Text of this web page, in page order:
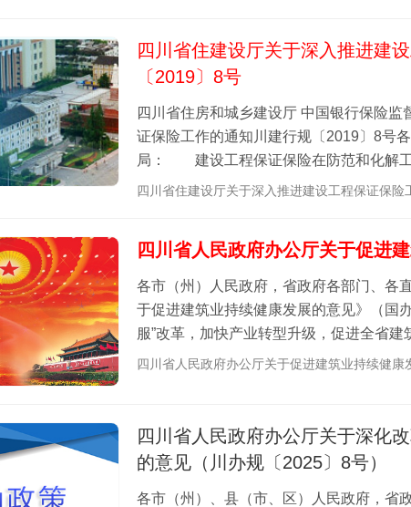
四川省住建设厅关于深入推进建
〔2019〕8号
四川省住房和城乡建设厅 中国银行保险
证保险工作的通知川建行规〔2019〕8号
局： 建设工程保证保险在防范和化解工
业负担等方面具有重要作用，为进一步发...
四川省住建设厅关于深入推进建设工程保证保险
四川省人民政府办公厅关于促进
各市（州）人民政府，省政府各部门、
于促进建筑业持续健康发展的意见》（国
服”改革，加快产业转型升级，促进全省
以下实施意见。 一、总体要求 （...
四川省人民政府办公厅关于促进建筑业持续健康
四川省人民政府办公厅关于深化
的意见（川办规〔2025〕8号）
各市（州）、县（市、区）人民政府，省